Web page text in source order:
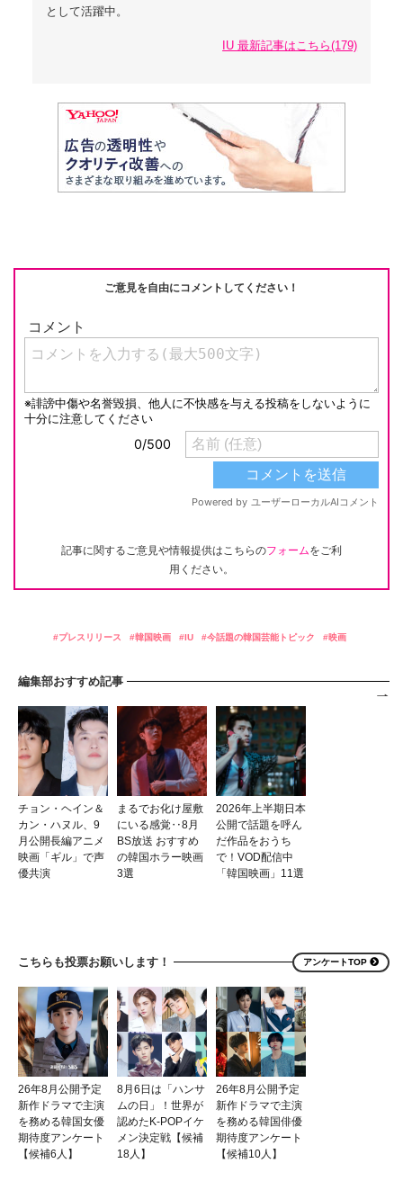
として活躍中。
IU 最新記事はこちら(179)
ご意見を自由にコメントしてください！
記事に関するご意見や情報提供はこちらのフォームをご利
用ください。
プレスリリース 韓国映画 IU 今話題の韓国芸能トピック 映画
編集部おすすめ記事
チョン・ヘイン＆
カン・ハヌル、9
月公開長編アニメ
映画「ギル」で声
優共演
まるでお化け屋敷
にいる感覚‥8月
BS放送 おすすめ
の韓国ホラー映画
3選
2026年上半期日本
公開で話題を呼ん
だ作品をおうち
で！VOD配信中
「韓国映画」11選
こちらも投票お願いします！ アンケートTOP
26年8月公開予定
新作ドラマで主演
を務める韓国女優
期待度アンケート
【候補6人】
8月6日は「ハンサ
ムの日」！世界が
認めたK-POPイケ
メン決定戦【候補
18人】
26年8月公開予定
新作ドラマで主演
を務める韓国俳優
期待度アンケート
【候補10人】